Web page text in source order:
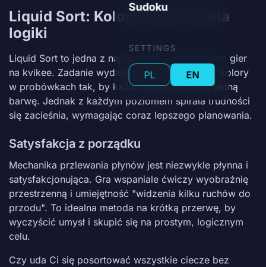
Sudoku
SETTINGS
PL EN
Liquid Sort: Kolorowa harmonia
logiki
Liquid Sort to jedna z najbardziej odprężających gier
na kvikee. Zadanie wydaje się proste: rozdziel kolory
w probówkach tak, by każda zawierała tylko jedną
barwę. Jednak z każdym poziomem spirala trudności
się zacieśnia, wymagając coraz lepszego planowania.
Satysfakcja z porządku
Mechanika przlewania płynów jest niezwykle płynna i
satysfakcjonująca. Gra wspaniale ćwiczy wyobraźnię
przestrzenną i umiejętność "widzenia kilku ruchów do
przodu". To idealna metoda na krótką przerwę, by
wyczyścić umysł i skupić się na prostym, logicznym
celu.
Czy uda Ci się posortować wszystkie ciecze bez